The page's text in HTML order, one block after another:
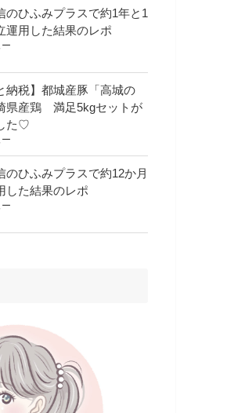
のひふみプラスで約1年と1
運用した結果のレポ
納税】都城産豚「高城の
県産鶏 満足5kgセットが
た♡
のひふみプラスで約12か月
した結果のレポ